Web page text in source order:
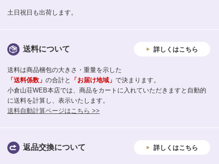
土日祝日も出荷します。
送料について 詳しくはこちら
送料は商品梱包の大きさ・重量を示した
「送料係数」 の合計と 「お届け地域」 で決まります。
小倉山荘WEB本店では、商品をカートに入れていただきますと自動的
に送料を計算し、表示いたします。
送料自動計算ページはこちら >>
返品交換について 詳しくはこちら